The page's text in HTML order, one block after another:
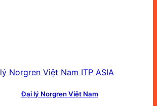
Đại lý Norgren Việt Nam